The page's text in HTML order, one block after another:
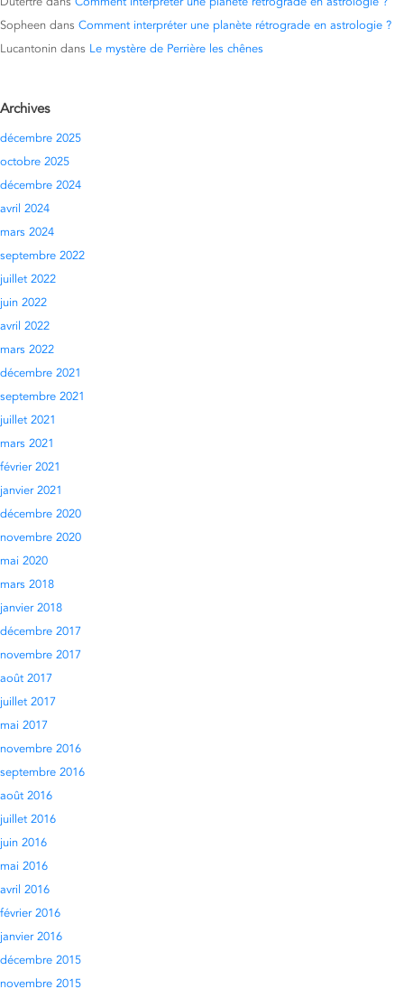
Sopheen dans Comment interpréter une planète rétrograde en astrologie ?
Lucantonin dans Le mystère de Perrière les chênes
Archives
décembre 2025
octobre 2025
décembre 2024
avril 2024
mars 2024
septembre 2022
juillet 2022
juin 2022
avril 2022
mars 2022
décembre 2021
septembre 2021
juillet 2021
mars 2021
février 2021
janvier 2021
décembre 2020
novembre 2020
mai 2020
mars 2018
janvier 2018
décembre 2017
novembre 2017
août 2017
juillet 2017
mai 2017
novembre 2016
septembre 2016
août 2016
juillet 2016
juin 2016
mai 2016
avril 2016
février 2016
janvier 2016
décembre 2015
novembre 2015